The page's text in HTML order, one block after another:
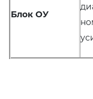
Блок ОУ